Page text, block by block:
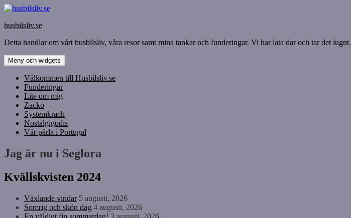
Hoppa
innehåll
husbilsliv.se
Detta handlar om vårt husbilsliv, våra resor samt mina tankar och funderingar. Vi har lata dar och tar det lugnt.
Meny och widgets
Välkommen till Husbilsliv.se
Funderingar
Lite om mig
Zacko
Systemkrach
Nostalgigodis
Vår pärla i Portugal
Jag är nu i Seglora
Kvällskvisten 2024
Växlande vindar 5 augusti, 2026
Somrig och skön dag 4 augusti, 2026
En väldigt fin sommardag! 3 augusti, 2026